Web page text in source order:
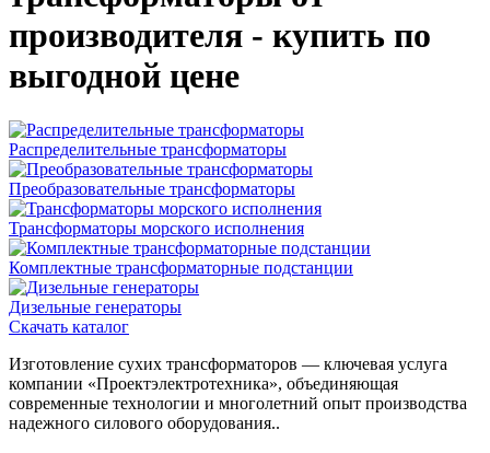
производителя - купить по
выгодной цене
Распределительные трансформаторы
Преобразовательные трансформаторы
Трансформаторы морского исполнения
Комплектные трансформаторные подстанции
Дизельные генераторы
Скачать каталог
Изготовление сухих трансформаторов — ключевая услуга
компании «Проектэлектротехника», объединяющая
современные технологии и многолетний опыт производства
надежного силового оборудования..